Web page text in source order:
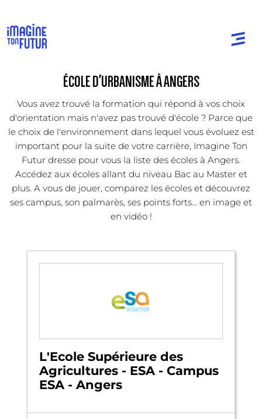
ÉCOLE D'URBANISME À ANGERS
Vous avez trouvé la formation qui répond à vos choix
d'orientation mais n'avez pas trouvé d'école ? Parce que
le choix de l'environnement dans lequel vous évoluez est
important pour la suite de votre carrière, Imagine Ton
Futur dresse pour vous la liste des écoles à Angers.
Accédez aux écoles allant du niveau Bac au Master et
plus. A vous de jouer, comparez les écoles et découvrez
ses campus, son palmarès, ses points forts... en image et
en vidéo !
L'Ecole Supérieure des
Agricultures - ESA - Campus
ESA - Angers